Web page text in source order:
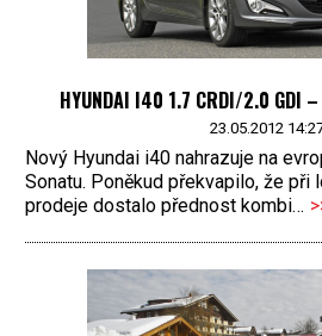
HYUNDAI I40 1.7 CRDI/2.0 GDI –
23.05.2012
Nový Hyundai i40 nahrazuje na
Sonatu. Poněkud překvapilo, že při
prodeje dostalo přednost kombi…